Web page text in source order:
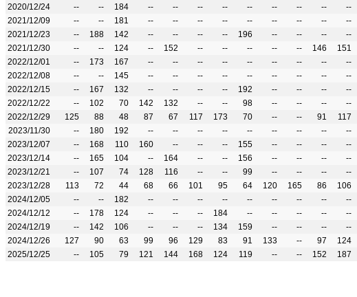
2020/12/24
-- -- 184 -- -- -- -- -- -- -- -- --
2021/12/09
-- -- 181 -- -- -- -- -- -- -- -- --
2021/12/23
-- 188 142 -- -- -- -- 196 -- -- -- --
2021/12/30
-- -- 124 -- 152 -- -- -- -- -- 146 151
2022/12/01
-- 173 167 -- -- -- -- -- -- -- -- --
2022/12/08
-- -- 145 -- -- -- -- -- -- -- -- --
2022/12/15
-- 167 132 -- -- -- -- 192 -- -- -- --
2022/12/22
-- 102 70 142 132 -- -- 98 -- -- -- --
2022/12/29
125 88 48 87 67 117 173 70 -- -- 91 117
2023/11/30
-- 180 192 -- -- -- -- -- -- -- -- --
2023/12/07
-- 168 110 160 -- -- -- 155 -- -- -- --
2023/12/14
-- 165 104 -- 164 -- -- 156 -- -- -- --
2023/12/21
-- 107 74 128 116 -- -- 99 -- -- -- --
2023/12/28
113 72 44 68 66 101 95 64 120 165 86 106
2024/12/05
-- -- 182 -- -- -- -- -- -- -- -- --
2024/12/12
-- 178 124 -- -- -- 184 -- -- -- -- --
2024/12/19
-- 142 106 -- -- -- 134 159 -- -- -- --
2024/12/26
127 90 63 99 96 129 83 91 133 -- 97 124
2025/12/25
-- 105 79 121 144 168 124 119 -- -- 152 187